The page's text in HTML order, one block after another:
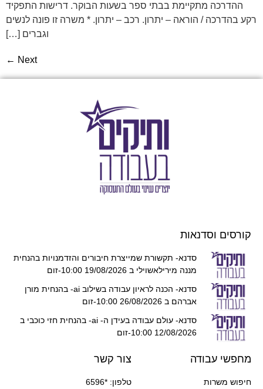
ההדרכה מתקיימת בבתי ספר בשעות הבוקר. דרישות התפקיד
רקע בהדרכה / הוראה – יתרון. רכב – יתרון. * משרה זו פונה לנשים
וגברים […]
Next
←
קורסים וסדנאות
סדנא- תקשורת שמייצרת חיבורים והזדמנויות בהנחית
מננה מירילאשוילי ב 19/08/2026 10:00-זום
סדנא- הכנה לראיון עבודה בשילוב ai- בהנחית מורן
אברהם ב 26/08/2026 10:00-זום
סדנא- עולם עבודה בעידן ה- ai- בהנחית חזי כוכבי ב
12/08/2026 10:00-זום
מחפשי עבודה
חיפוש משרות
צור קשר
טלפון: *6596